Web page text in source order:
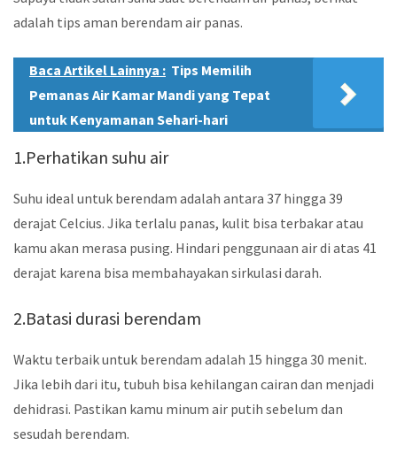
adalah tips aman berendam air panas.
Baca Artikel Lainnya : Tips Memilih
Pemanas Air Kamar Mandi yang Tepat
untuk Kenyamanan Sehari-hari
1.Perhatikan suhu air
Suhu ideal untuk berendam adalah antara 37 hingga 39
derajat Celcius. Jika terlalu panas, kulit bisa terbakar atau
kamu akan merasa pusing. Hindari penggunaan air di atas 41
derajat karena bisa membahayakan sirkulasi darah.
2.Batasi durasi berendam
Waktu terbaik untuk berendam adalah 15 hingga 30 menit.
Jika lebih dari itu, tubuh bisa kehilangan cairan dan menjadi
dehidrasi. Pastikan kamu minum air putih sebelum dan
sesudah berendam.